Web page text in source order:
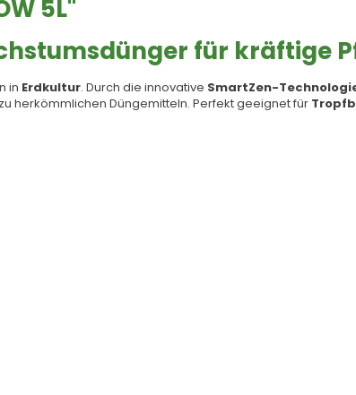
5L"
für kräftige
in Erdkultur. Durch die innovative SmartZen-
herkömmlichen Düngemitteln. Perfekt geeignet für